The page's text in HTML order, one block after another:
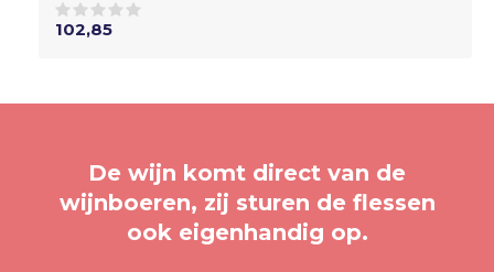
102,85
De wijn komt direct van de
wijnboeren, zij sturen de flessen
ook eigenhandig op.